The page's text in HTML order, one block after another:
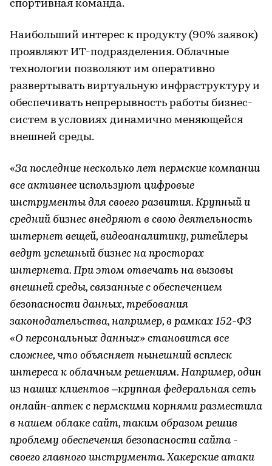
спортивная команда.
Наибольший интерес к продукту (90% заявок)
проявляют ИТ-подразделения. Облачные
технологии позволяют им оперативно
развертывать виртуальную инфраструктуру и
обеспечивать непрерывность работы бизнес-
систем в условиях динамично меняющейся
внешней среды.
«За последние несколько лет пермские компании
все активнее используют цифровые
инструменты для своего развития. Крупный и
средний бизнес внедряют в свою деятельность
интернет вещей, видеоаналитику, ритейлеры
ведут успешный бизнес на просторах
интернета. При этом отвечать на вызовы
внешней среды, связанные с обеспечением
безопасности данных, требования
законодательства, например, в рамках 152-ФЗ
«О персональных данных» становится все
сложнее, что объясняет нынешний всплеск
интереса к облачным решениям. Например, один
из наших клиентов –крупная федеральная сеть
онлайн-аптек с пермскими корнями разместила
в нашем облаке сайт, таким образом решив
проблему обеспечения безопасности сайта -
своего главного инструмента. Хакерские атаки